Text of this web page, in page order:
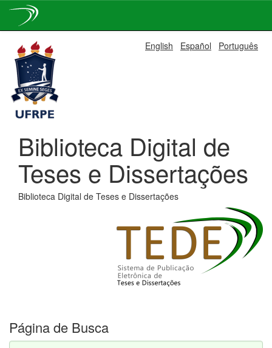
navigation
English Español Português
Biblioteca Digital de
Teses e Dissertações
Biblioteca Digital de Teses e Dissertações
Página de Busca